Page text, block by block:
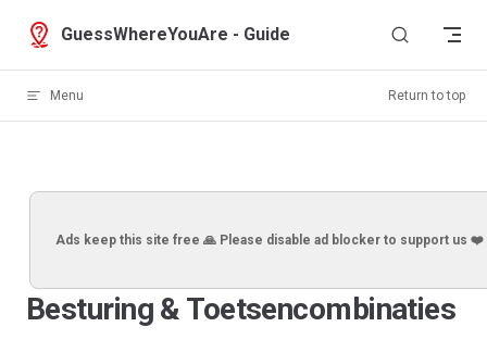
Skip to content
GuessWhereYouAre - Guide
Menu Return to top
Ads keep this site free 🙏 Please disable ad blocker to support us ❤️
Besturing & Toetsencombinaties